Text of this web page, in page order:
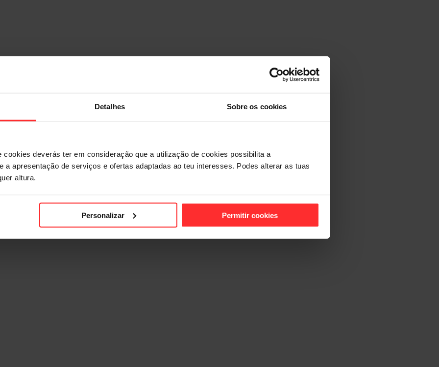
Detalhes Sobre os cookies
cookies deverás ter em consideração que a utilização de cookies possibilita a
a apresentação de serviços e ofertas adaptadas ao teu interesses. Podes alterar as tuas
altura.
Personalizar Permitir cookies